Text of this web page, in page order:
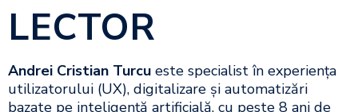
LECTOR
Andrei Cristian Turcu este specialist în experiența
utilizatorului (UX), digitalizare și automatizări
bazate pe inteligență artificială, cu peste 8 ani de